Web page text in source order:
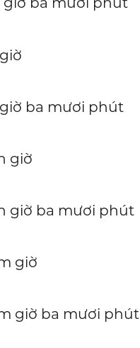
ba mươi phút
giờ
giờ ba mươi phút
giờ
giờ ba mươi phút